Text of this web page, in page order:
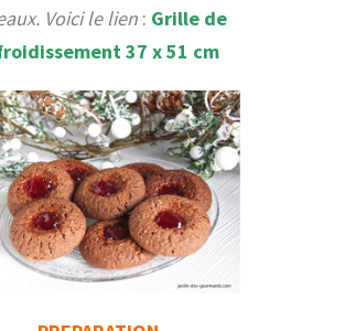
Voici le lien : Grille de
37 x 51 cm